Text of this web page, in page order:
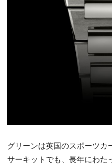
グリーンは英国のスポーツカ
サーキットでも、長年にわた